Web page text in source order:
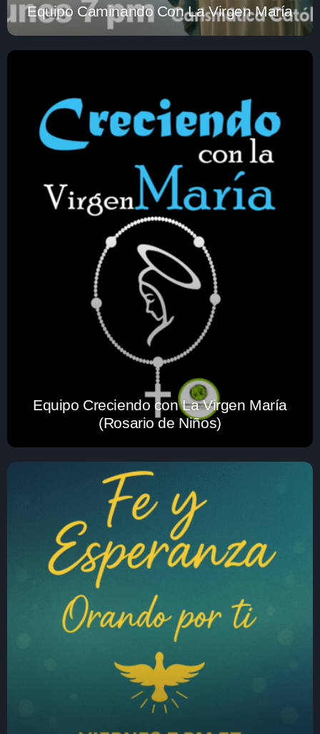
Equipo Caminando Con La Virgen María
Equipo Creciendo con La Virgen María
(Rosario de Niños)